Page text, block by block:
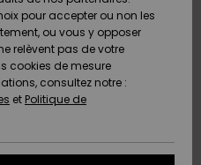
pour accepter ou non les
ou vous y opposer
relèvent pas de votre
cookies de mesure
consultez notre :
et Politique de